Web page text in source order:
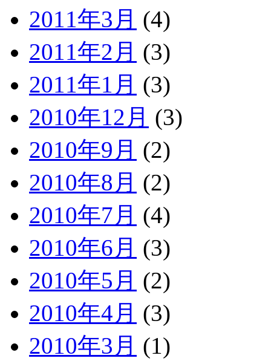
2011年3月 (4)
2011年2月 (3)
2011年1月 (3)
2010年12月 (3)
2010年9月 (2)
2010年8月 (2)
2010年7月 (4)
2010年6月 (3)
2010年5月 (2)
2010年4月 (3)
2010年3月 (1)